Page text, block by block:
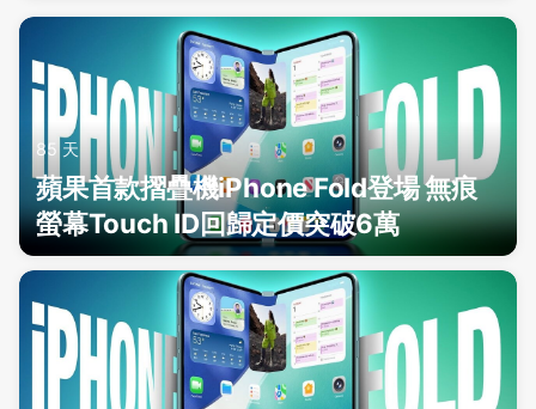
85 天
蘋果首款摺疊機iPhone Fold登場 無痕
螢幕Touch ID回歸定價突破6萬